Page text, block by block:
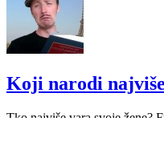
Koji narodi
Tko najviše vara svoje žene?